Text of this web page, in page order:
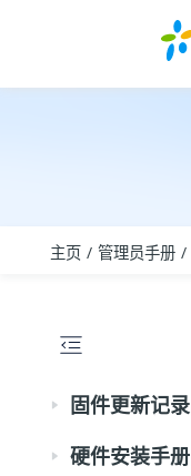
主页 管理员手册
固件更新记录
硬件安装手册